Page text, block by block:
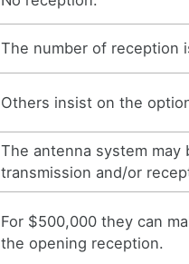
The number of reception
Others insist on the
The antenna system may
transmission and/or
For $500,000 they can
the opening reception.